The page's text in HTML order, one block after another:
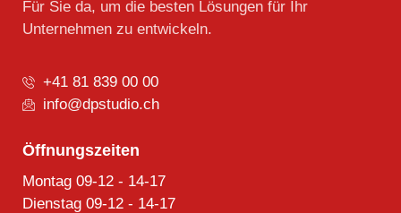
Für Sie da, um die besten Lösungen für Ihr
Unternehmen zu entwickeln.
+41 81 839 00 00
info@dpstudio.ch
Öffnungszeiten
Montag 09-12 - 14-17
Dienstag 09-12 - 14-17